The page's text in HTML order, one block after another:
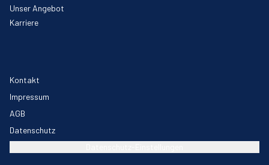
Unser Angebot
Karriere
Kontakt
Impressum
AGB
Datenschutz